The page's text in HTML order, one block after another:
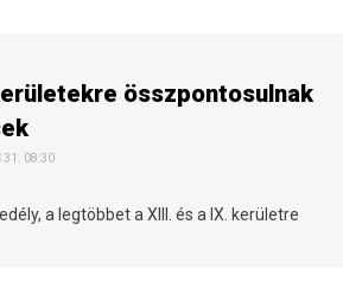
összpontosulnak
31. 08:30
a legtöbbet a XIII. és a IX. kerületre